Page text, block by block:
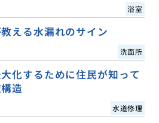
浴室
える水漏れのサイン
洗面所
化するために住民が知って
造
水道修理